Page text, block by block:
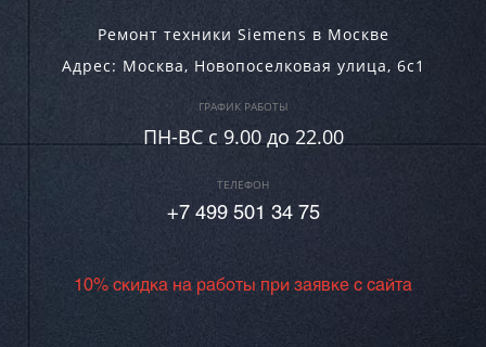
Ремонт техники Siemens в Москве
Адрес: Москва, Новопоселковая улица, 6с1
ГРАФИК РАБОТЫ
ПН-ВC c 9.00 до 22.00
ТЕЛЕФОН
+7 499 501 34 75
10% скидка на работы при заявке с сайта